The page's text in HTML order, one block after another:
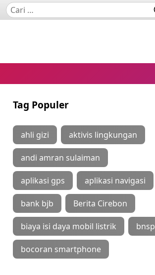
Tag Populer
ahli gizi aktivis lingkungan
andi amran sulaiman
aplikasi gps aplikasi navigasi
bank bjb Berita Cirebon
biaya isi daya mobil listrik bnsp
bocoran smartphone